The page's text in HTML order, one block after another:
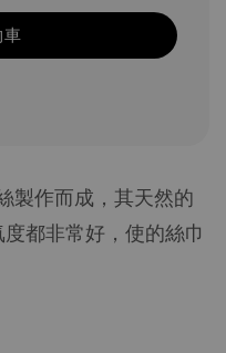
車
製作而成，其天然的
都非常好，使的絲巾